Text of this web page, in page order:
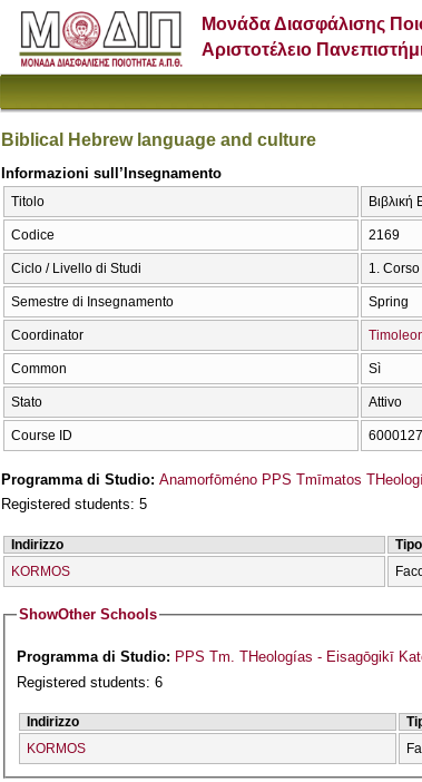
Μονάδα Διασφάλισης
Αριστοτέλειο
Biblical Hebrew language and culture
Informazioni sull’Insegnamento
Titolo
Codice 2169
Ciclo / Livello di Studi 1.
Semestre di Insegnamento Spring
Coordinator
Common Sì
Stato Attivo
Course ID
Programma di Studio: Anamorfōméno PPS Tmīmatos
Registered students: 5
Indirizzo
KORMOS
ShowOther Schools
Programma di Studio: PPS Tm. THeologías - Eisagōgikī
Registered students: 6
Indirizzo
KORMOS